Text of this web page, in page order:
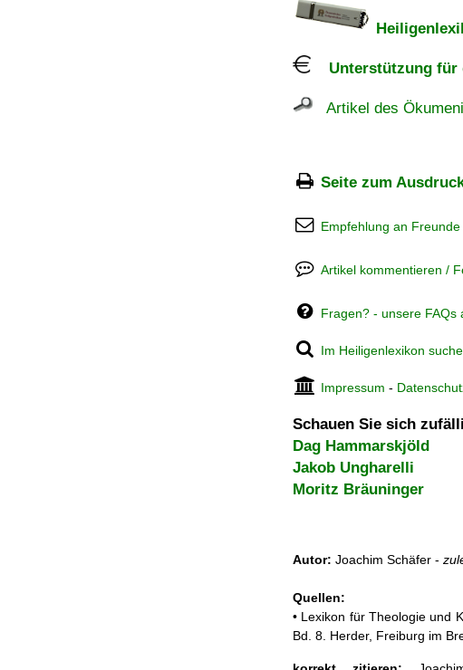
Unterstützung für
Artikel des
Seite zum
Empfehlung an Freunde
Artikel kommentieren /
Fragen? - unsere FAQs
Im Heiligenlexikon
Impressum -
Schauen Sie sich
Dag Hammarskjöld
Jakob Ungharelli
Moritz Bräuninger
Autor: Joachim Schäfer -
Quellen:
• Lexikon für Theologie und
Bd. 8. Herder, Freiburg im